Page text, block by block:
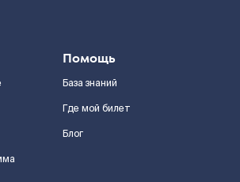
Помощь
База знаний
Где мой билет
Блог